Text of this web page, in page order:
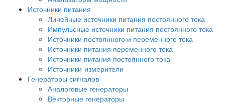
Источники питания
Линейные источники питания постоянного тока
Импульсные источники питания постоянного тока
Источники постоянного и переменного тока
Источники питания переменного тока
Источники питания постоянного тока
Источники-измерители
Генераторы сигналов
Аналоговые генераторы
Векторные генераторы